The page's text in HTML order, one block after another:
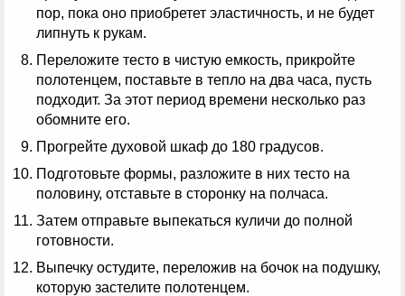
пор, пока оно приобретет эластичность, и не будет
липнуть к рукам.
Переложите тесто в чистую емкость, прикройте
полотенцем, поставьте в тепло на два часа, пусть
подходит. За этот период времени несколько раз
обомните его.
Прогрейте духовой шкаф до 180 градусов.
Подготовьте формы, разложите в них тесто на
половину, отставьте в сторонку на полчаса.
Затем отправьте выпекаться куличи до полной
готовности.
Выпечку остудите, переложив на бочок на подушку,
которую застелите полотенцем.